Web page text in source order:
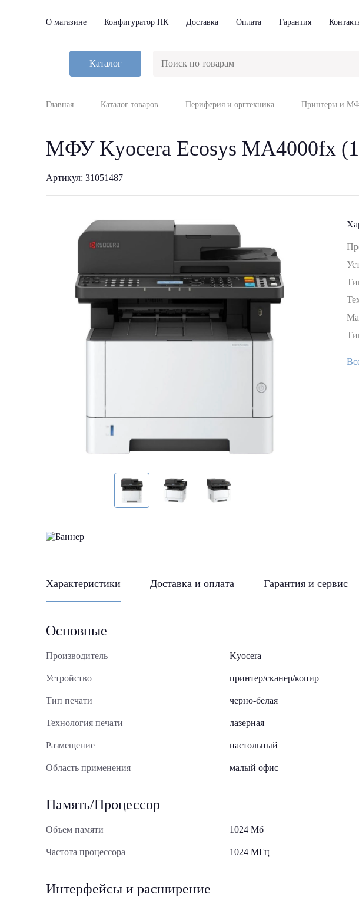
О магазине Конфигуратор ПК Доставка Оплата Гарантия
Каталог
Главная Каталог товаров Периферия и оргтехника Принтеры и
МФУ Kyocera Ecosys MA4000fx
Артикул: 31051487
Характеристики Доставка и оплата Гарантия и сервис
Основные
Производитель Kyocera
Устройство принтер/сканер/копир
Тип печати черно-белая
Технология печати лазерная
Размещение настольный
Область применения малый офис
Память/Процессор
Объем памяти 1024 Мб
Частота процессора 1024 МГц
Интерфейсы и расширение